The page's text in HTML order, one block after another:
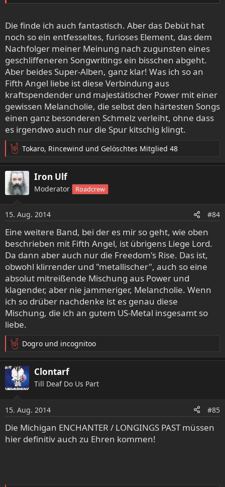
Die finde ich auch fantastisch. Aber das Debüt hat
noch so ein entfesseltes, furioses Element, das dem
Nachfolger meiner Meinung nach zugunsten eines
geschliffeneren Songwritings ein bisschen abgeht.
Aber beides Super-Alben, ganz klar! Was ich so an
Fifth Angel liebe ist diese Verbindung aus
kraftspendender und majestätischer Power mit einer
gewissen Melancholie, die selbst den härtesten Songs
einen ganz besonderen Schmelz verleiht, ohne dass
es irgendwo auch nur die Spur kitschig klingt.
R
e
a
k
t
n
e
n
:
Tokaro, Rincewind und Gelöschtes Mitglied 48
Iron Ulf
Moderator Roadcrew
15. Aug. 2014 #84
Eine weitere Band, bei der es mir so geht, wie oben
beschrieben mit Fifth Angel, ist übrigens Liege Lord.
Da dann aber auch nur die Freedom's Rise. Das ist,
obwohl klirrender und "metallischer", auch so eine
absolut mitreißende Mischung aus Power und
klagender, aber nie jammeriger, Melancholie. Wenn
ich so drüber nachdenke ist es genau diese
Mischung, die ich an gutem US-Metal insgesamt so
liebe.
R
e
a
k
t
n
e
n
:
Dogro und incognitoo
Clontarf
Till Deaf Do Us Part
15. Aug. 2014 #85
Die Michigan ENCHANTER / LONGINGS PAST müssen
hier definitiv auch zu Ehren kommen!